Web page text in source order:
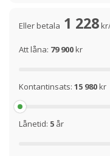
Eller betala 1 228
Att låna: 79 900kr
Kontantinsats: 15 980kr
Lånetid: 5 år